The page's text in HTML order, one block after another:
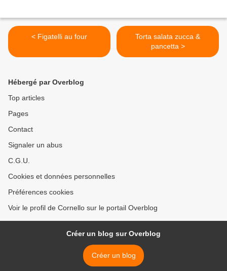
< Figatelli au four
Torta salata zucca &
pancetta >
Hébergé par Overblog
Top articles
Pages
Contact
Signaler un abus
C.G.U.
Cookies et données personnelles
Préférences cookies
Voir le profil de Cornello sur le portail Overblog
Créer un blog sur Overblog
Créer un blog